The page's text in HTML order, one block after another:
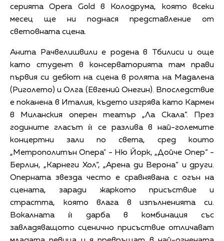
серията Opera Gold в Колодрума, която всеки
месец ще ни поднася представление от
световната сцена.
Анита Рачвелишвили е родена в Тбилиси и още
като студент в консерваторията там прави
първия си дебют на сцена в ролята на Мадалена
(Риголето) и Олга (Евгений Онегин). Впоследствие
е поканена в Италия, където изгрява като Кармен
в Миланския оперен театър „Ла Скала”. През
годините гласът ѝ се разлива в най-големите
концертни зали по света, сред които
„Метрополитън Опера" - Ню Йорк, „Дойче Опер“ -
Берлин, „Карнеги Хол“, „Арена ди Верона“ и други.
Оперната звезда често е сравнявана с огън на
сцената, заради жаркото присъствие и
страстта, която влага в изпълненията си.
Вокалната ѝ дарба в комбинация със
завладяващото сценично присъствие отличават